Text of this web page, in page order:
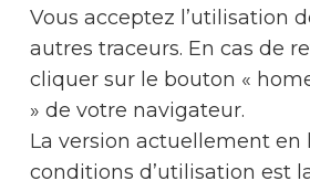
Vous acceptez l’utilisation
autres traceurs. En cas de
cliquer sur le bouton «
» de votre navigateur.
La version actuellement en
conditions d’utilisation est